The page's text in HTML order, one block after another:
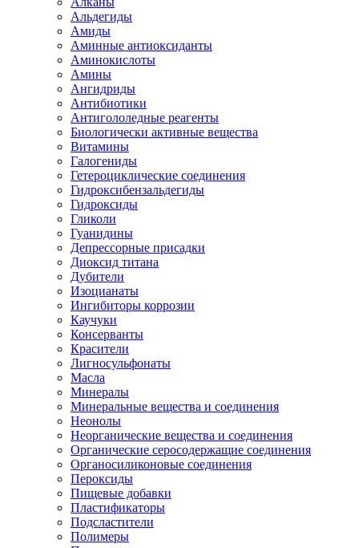
Альдегиды
Амиды
Аминные антиоксиданты
Аминокислоты
Амины
Ангидриды
Антибиотики
Антигололедные реагенты
Биологически активные вещества
Витамины
Галогениды
Гетероциклические соединения
Гидроксибензальдегиды
Гидроксиды
Гликоли
Гуанидины
Депрессорные присадки
Диоксид титана
Дубители
Изоцианаты
Ингибиторы коррозии
Каучуки
Консерванты
Красители
Лигносульфонаты
Масла
Минералы
Минеральные вещества и соединения
Неонолы
Неорганические вещества и соединения
Органические серосодержащие соединения
Органосиликоновые соединения
Пероксиды
Пищевые добавки
Пластификаторы
Подсластители
Полимеры